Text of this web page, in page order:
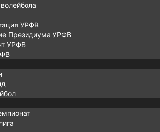
УРФВ
Президиума УРФВ
УРФВ